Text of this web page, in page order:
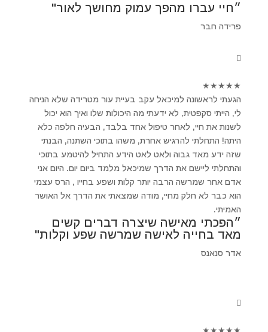
״חיי עברו מהפך עמוק מחושך לאור"
פרידה חבר
★
★
★
★
★
הגעתי לראשונה למיכאל עקב בעיית עור מטרידה שלא הניחה
לי, הייתי סקפטית, לא ידעתי מה היכולות שלו ואיך הוא יכול
לשנות את חיי, לאחר טיפול אחד בלבד, הבעיה חלפה כלא
היתה! התחלתי להרגיש אחרת, משהו בתוכי השתנה, הבנתי
שזה ידע מאד גבוה ולאט לאט הידע התחיל להיטמע בתוכי
והתחלתי ליישם את הדרך שמיכאל מלמד ביום יום. היום אני
אדם אחר שמרשה הרבה יותר קלות ושפע בחייו , הרס עצמי
הוא כבר לא חלק מחיי, מודה שמצאתי את הדרך אל האושר
האמיתי.
״הפכתי מאישה שיצרה דברים קשים
מאד בחייה לאישה שמרשה שפע וקלות"
אדר סנאנס